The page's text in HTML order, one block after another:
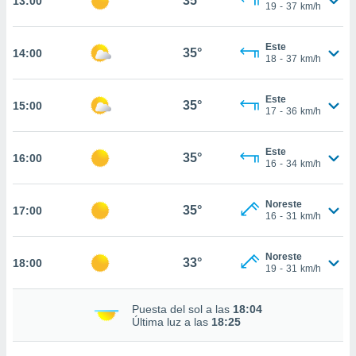
sean
se
ni para
web a
19 - 37 km/h
14:00 35°
Este
18 - 37 km/h
15:00 35°
Este
17 - 36 km/h
16:00 35°
Este
16 - 34 km/h
17:00 35°
Noreste
16 - 31 km/h
18:00 33°
Noreste
19 - 31 km/h
Puesta del sol a las 18:04
Última luz a las 18:25